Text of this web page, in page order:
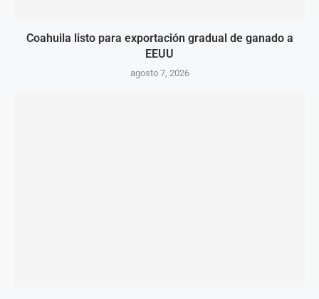
Coahuila listo para exportación gradual de ganado a
EEUU
agosto 7, 2026